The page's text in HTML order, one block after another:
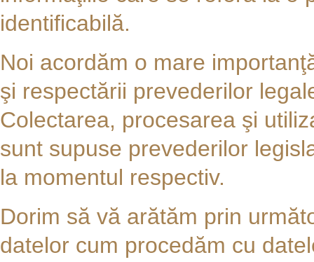
identificabilă.
Noi acordăm o mare
şi respectării prevederilor
Colectarea, procesarea şi
sunt supuse prevederilor
la momentul respectiv.
Dorim să vă arătăm prin
datelor cum procedăm cu